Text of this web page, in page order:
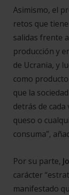
Asimismo, el
retos que
salidas frente
producción y
de Ucrania, y
como
que la
detrás de
queso o
consuma”,
Por su parte,
carácter “
manifestado